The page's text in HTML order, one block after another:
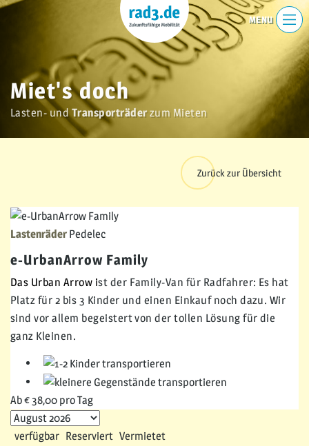
Miet's doch
Lasten- undTransporträderzum Mieten
Zurück zur Übersicht
Lastenräder Pedelec
e-UrbanArrow Family
Das Urban Arrow ist der Family-Van für Radfahrer: Es hat
Platz für 2 bis 3 Kinder und einen Einkauf noch dazu. Wir
sind vor allem begeistert von der tollen Lösung für die
ganz Kleinen.
Ab€ 38,00 pro Tag
verfügbar Reserviert Vermietet